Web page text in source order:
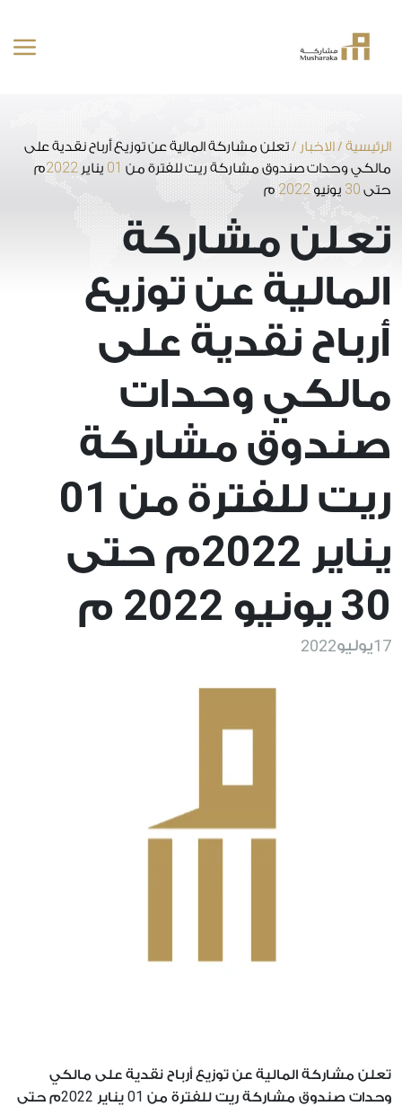
المحتوى
الرئيسية /الاخبار /تعلن مشاركة المالية عن توزيع أرباح نقدية على
مالكي وحدات صندوق مشاركة ريت للفترة من 01 يناير 2022م
حتى 30 يونيو 2022 م
تعلن مشاركة
المالية عن توزيع
أرباح نقدية على
مالكي وحدات
صندوق مشاركة
ريت للفترة من 01
يناير 2022م حتى
30 يونيو 2022 م
17يوليو2022
تعلن مشاركة المالية عن توزيع أرباح نقدية على مالكي
وحدات صندوق مشاركة ريت للفترة من 01 يناير 2022م حتى